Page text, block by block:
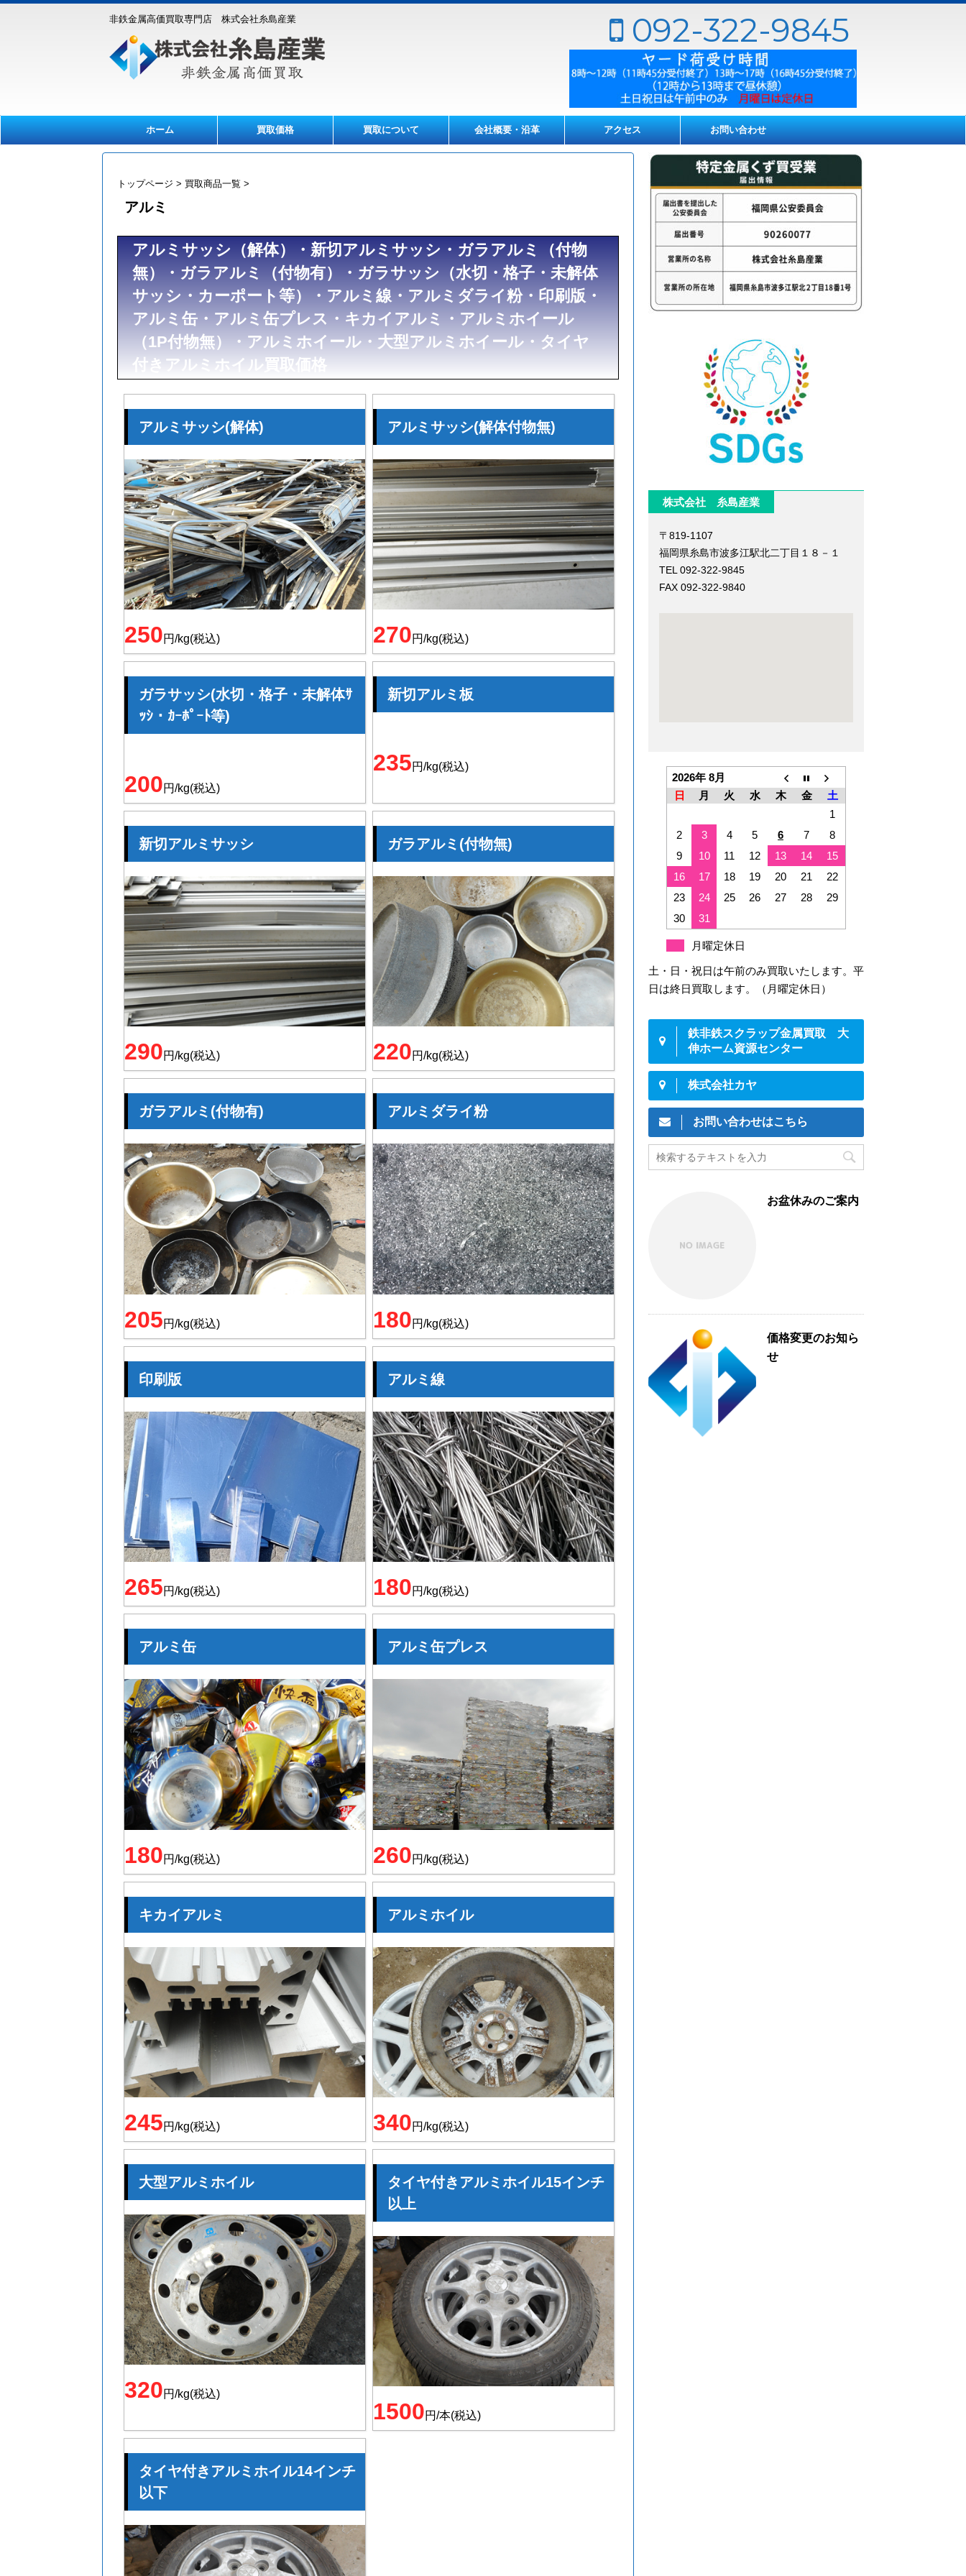
非鉄金属高価買取専門店 株式会社糸島産業 092-322-9845
ホーム 買取価格 買取について 会社概要・沿革 アクセス お問い合わせ
トップページ > 買取商品一覧 >
アルミ
アルミサッシ（解体）・新切アルミサッシ・ガラアルミ（付物
無）・ガラアルミ（付物有）・ガラサッシ（水切・格子・未解体
サッシ・カーポート等）・アルミ線・アルミダライ粉・印刷版・
アルミ缶・アルミ缶プレス・キカイアルミ・アルミホイール
（1P付物無）・アルミホイール・大型アルミホイール・タイヤ
付きアルミホイル買取価格
アルミサッシ(解体)
250円/kg(税込)
アルミサッシ(解体付物無)
270円/kg(税込)
ガラサッシ(水切・格子・未解体ｻ
ｯｼ・ｶｰﾎﾟｰﾄ等)
200円/kg(税込)
新切アルミ板
235円/kg(税込)
新切アルミサッシ
290円/kg(税込)
ガラアルミ(付物無)
220円/kg(税込)
ガラアルミ(付物有)
205円/kg(税込)
アルミダライ粉
180円/kg(税込)
印刷版
265円/kg(税込)
アルミ線
180円/kg(税込)
アルミ缶
180円/kg(税込)
アルミ缶プレス
260円/kg(税込)
キカイアルミ
245円/kg(税込)
アルミホイル
340円/kg(税込)
大型アルミホイル
320円/kg(税込)
タイヤ付きアルミホイル15インチ
以上
1500円/本(税込)
タイヤ付きアルミホイル14インチ
以下
株式会社 糸島産業
〒819-1107
福岡県糸島市波多江駅北二丁目１８－１
TEL 092-322-9845
FAX 092-322-9840
2026年 8月
日
月 火 水 木 金
土
1
2
3 4 5 6 7
8
9
10 11 12 13 14
15
16
17 18 19 20 21
22
23
24 25 26 27 28
29
30
31
月曜定休日
土・日・祝日は午前のみ買取いたします。平
日は終日買取します。（月曜定休日）
鉄非鉄スクラップ金属買取 大
伸ホーム資源センター
株式会社カヤ
お問い合わせはこちら
お盆休みのご案内
価格変更のお知ら
せ